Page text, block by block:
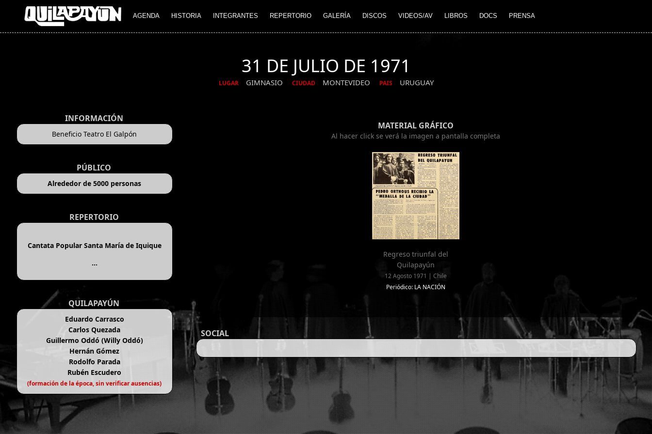
AGENDA HISTORIA INTEGRANTES REPERTORIO GALERÍA DISCOS VIDEOS/AV LIBROS DOCS PRENSA
31 DE JULIO DE 1971
LUGAR GIMNASIO CIUDAD MONTEVIDEO PAIS URUGUAY
INFORMACIÓN
Beneficio Teatro El Galpón
PÚBLICO
Alrededor de 5000 personas
REPERTORIO
Cantata Popular Santa María de Iquique
...
QUILAPAYÚN
Eduardo Carrasco
Carlos Quezada
Guillermo Oddó (Willy Oddó)
Hernán Gómez
Rodolfo Parada
Rubén Escudero
(formación de la época, sin verificar ausencias)
MATERIAL GRÁFICO
Al hacer click se verá la imagen a pantalla completa
Regreso triunfal del
Quilapayún
12 Agosto 1971 | Chile
Periódico: LA NACIÓN
SOCIAL